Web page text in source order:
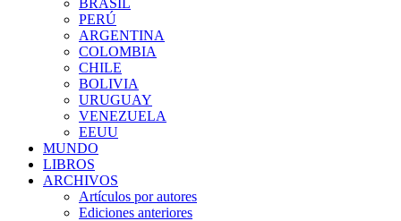
BRASIL
PERÚ
ARGENTINA
COLOMBIA
CHILE
BOLIVIA
URUGUAY
VENEZUELA
EEUU
MUNDO
LIBROS
ARCHIVOS
Artículos por autores
Ediciones anteriores